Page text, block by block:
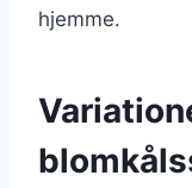
hjemme.